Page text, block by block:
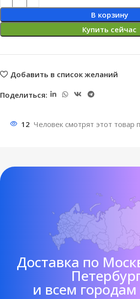
В корзину
Купить сейчас
Добавить в список желаний
Поделиться:
12 Человек смотрят этот товар
Доставка по
и всем городам